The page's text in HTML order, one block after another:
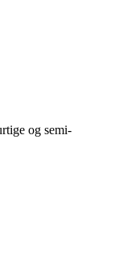
og semi-